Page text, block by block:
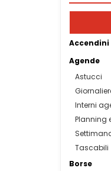
Accendini
Agende
Astucci
Interni
Planning
Tascabili
Borse